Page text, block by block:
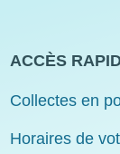
ACCÈS
Collectes en
Horaires de